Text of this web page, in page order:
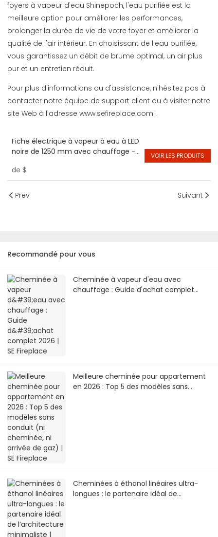
foyers à vapeur d'eau Shinepoch, l'eau purifiée est la
meilleure option pour améliorer les performances,
prolonger la durée de vie de votre foyer et améliorer la
qualité de l'air intérieur. En choisissant de l'eau purifiée,
vous garantissez un débit de brume optimal, un air plus
pur et un entretien réduit.
Pour plus d'informations ou d'assistance, n'hésitez pas à
contacter notre équipe de support client ou à visiter notre
site Web à l'adresse www.sefireplace.com .
Fiche électrique à vapeur à eau à LED
noire de 1250 mm avec chauffage -
de $
VOIR LES PRODUITS
Prev Suivant
Recommandé pour vous
Cheminée à vapeur d'eau avec
chauffage : Guide d'achat complet
Meilleure cheminée pour appartement
en 2026 : Top 5 des modèles sans
Cheminées à éthanol linéaires ultra-
longues : le partenaire idéal de